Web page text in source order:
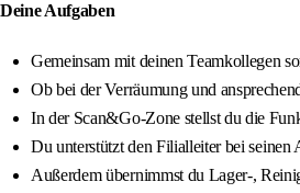
Deine Aufgaben
Gemeinsam mit deinen Teamkollegen
Ob bei der Verräumung und
In der Scan&Go-Zone stellst du die
Du unterstützt den Filialleiter bei
Außerdem übernimmst du Lager-,